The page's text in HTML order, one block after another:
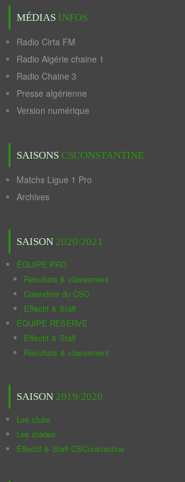
MÉDIAS INFOS
Radio Cirta FM
Radio Algérie chaine 1
Radio Chaine 3
Presse algérienne
Version numérique
SAISONS CSCONSTANTINE
Matchs Ligue 1 Pro
Archives
SAISON 2020/2021
ÉQUIPE PRO
Résultats & classement
Calendrier du CSC
Effectif & Staff
ÉQUIPE RÉSERVE
Effectif & Staff
Résultats & classement
SAISON 2019/2020
Les clubs
Les stades
Effectif & Staff CSConstantine